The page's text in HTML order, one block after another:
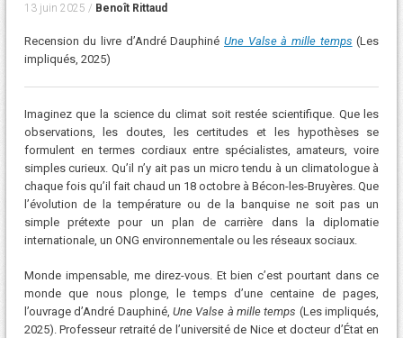
13 juin 2025 / Benoît Rittaud
Recension du livre d’André Dauphiné Une Valse à mille temps (Les
impliqués, 2025)
Imaginez que la science du climat soit restée scientifique. Que les
observations, les doutes, les certitudes et les hypothèses se
formulent en termes cordiaux entre spécialistes, amateurs, voire
simples curieux. Qu’il n’y ait pas un micro tendu à un climatologue à
chaque fois qu’il fait chaud un 18 octobre à Bécon-les-Bruyères. Que
l’évolution de la température ou de la banquise ne soit pas un
simple prétexte pour un plan de carrière dans la diplomatie
internationale, un ONG environnementale ou les réseaux sociaux.
Monde impensable, me direz-vous. Et bien c’est pourtant dans ce
monde que nous plonge, le temps d’une centaine de pages,
l’ouvrage d’André Dauphiné, Une Valse à mille temps (Les impliqués,
2025). Professeur retraité de l’université de Nice et docteur d’État en